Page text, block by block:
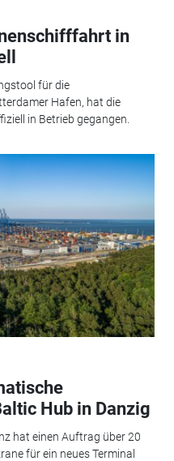
in
für die
Hafen, hat die
in Betrieb gegangen.
Hub in Danzig
hat einen Auftrag über 20
für ein neues Terminal